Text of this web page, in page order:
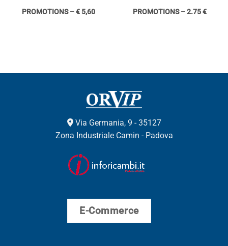
PROMOTIONS – € 5,60 PROMOTIONS – 2.75 €
Via Germania, 9 - 35127
Zona Industriale Camin - Padova
E-Commerce